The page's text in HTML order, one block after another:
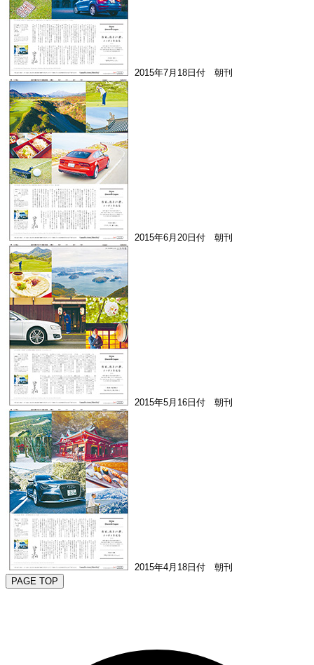
2015年7月18日付 朝刊
2015年6月20日付 朝刊
2015年5月16日付 朝刊
2015年4月18日付 朝刊
PAGE TOP